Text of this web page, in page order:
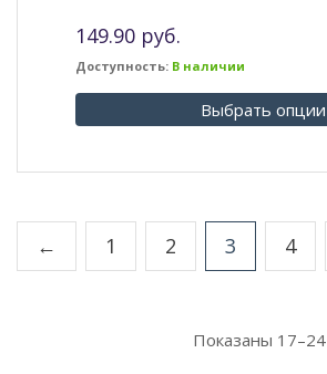
149.90 руб.
Доступность: В наличии
Выбрать опции
← 1 2 3 4
Показаны 17–24